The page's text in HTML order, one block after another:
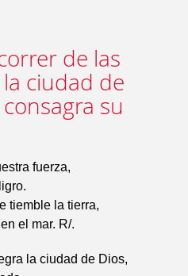
de las
ciudad de
su
fuerza,
tiemble la tierra,
el mar. R/.
la ciudad de Dios,